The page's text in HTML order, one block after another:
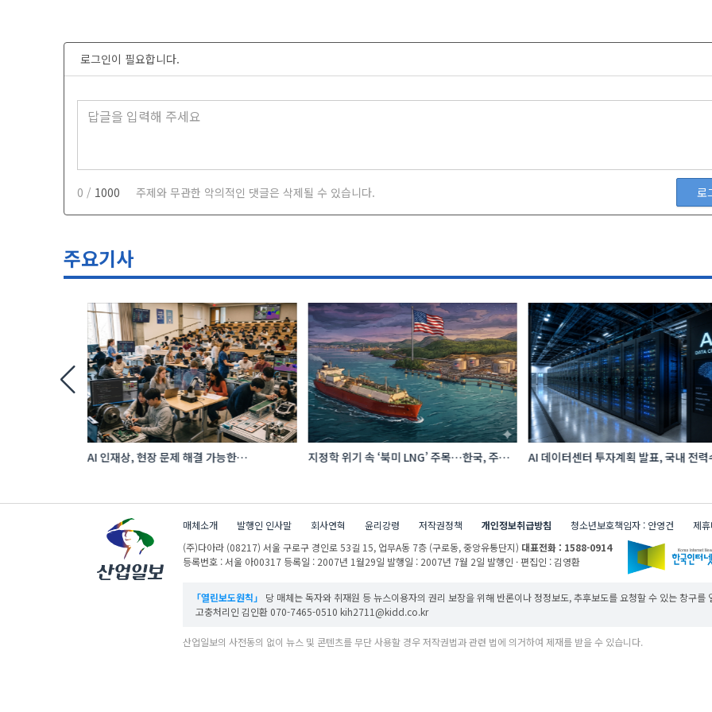
로그인이 필요합니다.
0 / 1000 주제와 무관한 악의적인 댓글은 삭제될 수 있습니다. 로
주요기사
AI 인재상, 현장 문제 해결 가능한
지정학 위기 속 ‘북미 LNG’ 주목…한국, 주요
AI 데이터센터 투자계획 발표, 국내 전력
매체소개 발행인 인사말 회사연혁 윤리강령 저작권정책 개인정보취급방침 청소년보호책임자 : 안영건
제
(주)다아라 (08217) 서울 구로구 경인로 53길 15,업무A동 7층 (구로동, 중앙유통단지) 대표전화 : 1588-0914
등록번호 : 서울 아00317 등록일 : 2007년 1월29일 발행일 : 2007년 7월 2일 발행인 · 편집인 : 김영환
「열린보도원칙」
당 매체는 독자와 취재원 등 뉴스이용자의 권리 보장을 위해 반론이나 정정보도, 추후보도를 요청할 수 있는 창구를
고충처리인 김인환 070-7465-0510 kih2711@kidd.co.kr
산업일보의 사전동의 없이 뉴스 및 콘텐츠를 무단 사용할 경우 저작권법과 관련 법에 의거하여 제재를 받을 수 있습니다.